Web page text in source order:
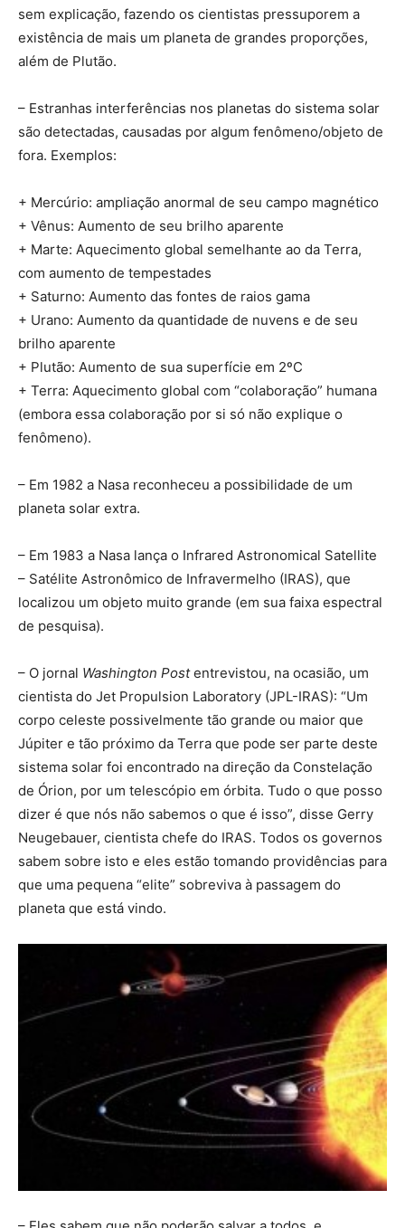
sem explicação, fazendo os cientistas pressuporem a
existência de mais um planeta de grandes proporções,
além de Plutão.
– Estranhas interferências nos planetas do sistema solar
são detectadas, causadas por algum fenômeno/objeto de
fora. Exemplos:
+ Mercúrio: ampliação anormal de seu campo magnético
+ Vênus: Aumento de seu brilho aparente
+ Marte: Aquecimento global semelhante ao da Terra,
com aumento de tempestades
+ Saturno: Aumento das fontes de raios gama
+ Urano: Aumento da quantidade de nuvens e de seu
brilho aparente
+ Plutão: Aumento de sua superfície em 2ºC
+ Terra: Aquecimento global com “colaboração” humana
(embora essa colaboração por si só não explique o
fenômeno).
– Em 1982 a Nasa reconheceu a possibilidade de um
planeta solar extra.
– Em 1983 a Nasa lança o Infrared Astronomical Satellite
– Satélite Astronômico de Infravermelho (IRAS), que
localizou um objeto muito grande (em sua faixa espectral
de pesquisa).
– O jornal Washington Postentrevistou, na ocasião, um
cientista do Jet Propulsion Laboratory (JPL-IRAS): “Um
corpo celeste possivelmente tão grande ou maior que
Júpiter e tão próximo da Terra que pode ser parte deste
sistema solar foi encontrado na direção da Constelação
de Órion, por um telescópio em órbita. Tudo o que posso
dizer é que nós não sabemos o que é isso”, disse Gerry
Neugebauer, cientista chefe do IRAS. Todos os governos
sabem sobre isto e eles estão tomando providências para
que uma pequena “elite” sobreviva à passagem do
planeta que está vindo.